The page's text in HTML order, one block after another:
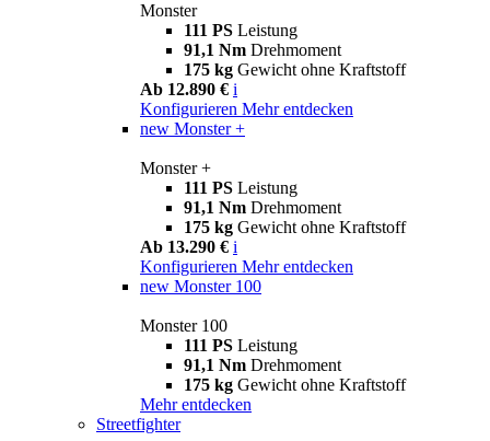
Monster
111 PS Leistung
91,1 Nm Drehmoment
175 kg Gewicht ohne Kraftstoff
Ab 12.890 € i
Konfigurieren Mehr entdecken
new Monster +
Monster +
111 PS Leistung
91,1 Nm Drehmoment
175 kg Gewicht ohne Kraftstoff
Ab 13.290 € i
Konfigurieren Mehr entdecken
new Monster 100
Monster 100
111 PS Leistung
91,1 Nm Drehmoment
175 kg Gewicht ohne Kraftstoff
Mehr entdecken
Streetfighter